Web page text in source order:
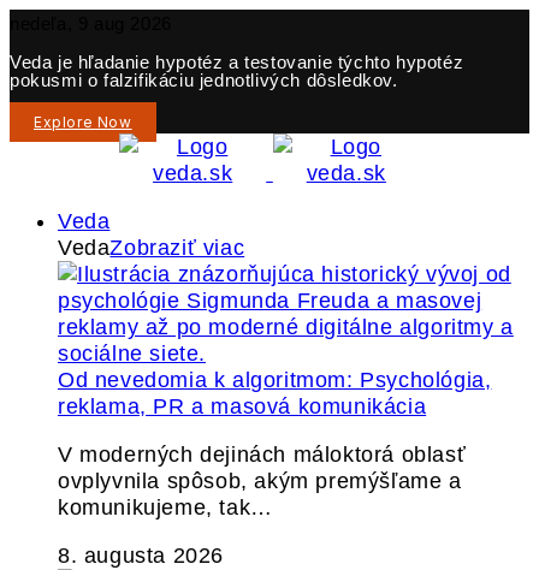
Veda je hľadanie hypotéz a testovanie týchto hypotéz
pokusmi o falzifikáciu jednotlivých dôsledkov.
Explore Now
Veda
VedaZobraziť viac
Od nevedomia k algoritmom: Psychológia,
reklama, PR a masová komunikácia
V moderných dejinách máloktorá oblasť
ovplyvnila spôsob, akým premýšľame a
komunikujeme, tak…
8. augusta 2026